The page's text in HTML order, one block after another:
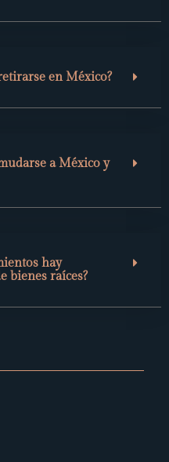
en México?
a México y
hay
bienes raíces?